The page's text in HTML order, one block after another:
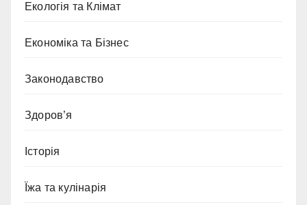
Екологія та Клімат
Економіка та Бізнес
Законодавство
Здоров’я
Історія
Їжа та кулінарія